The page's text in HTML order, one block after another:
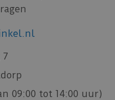
7
09:00 tot 14:00 uur)